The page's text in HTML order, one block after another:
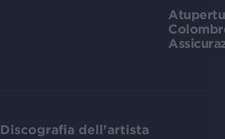
Discografia dell'artista